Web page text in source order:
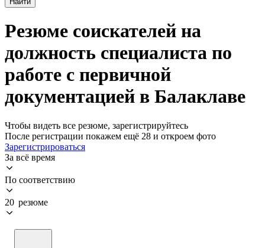
Резюме соискателей на
должность специалиста по
работе с первичной
документацией в Балаклаве
Чтобы видеть все резюме, зарегистрируйтесь
После регистрации покажем ещё 28 и откроем фото
Зарегистрироваться
За всё время
По соответствию
20 резюме